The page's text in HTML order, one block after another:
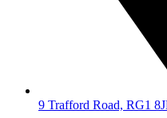
9 Trafford Road, RG1